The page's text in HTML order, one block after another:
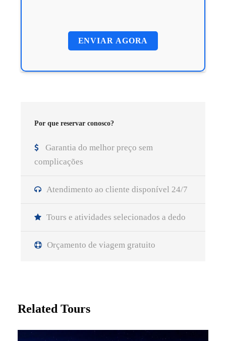
Por que reservar conosco?
Garantia do melhor preço sem
complicações
Atendimento ao cliente disponível 24/7
Tours e atividades selecionados a dedo
Orçamento de viagem gratuito
Related Tours